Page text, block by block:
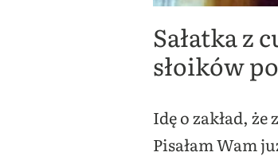
Sałatka z
słoików
Idę o zakład,
Pisałam Wam